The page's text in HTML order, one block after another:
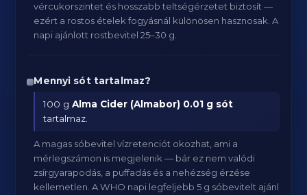
vércukorszintet és hosszabb teltségérzetet biztosít —
ezért a rostos ételek fogyásnál különösen hasznosak. A
napi ajánlott rostbevitel 25–30 g.
Mennyi sót tartalmaz?
100 gAlma Cider (Almabor) 0.01 g sót
tartalmaz.
A magas sóbevitel vízretenciót okozhat, ami a
mérlegszámon is megjelenik — bár ez nem valódi
zsírgyarapodás, a puffadás és a nehézség érzése
kellemetlen. A WHO napi legfeljebb 5 g sóbevitelt ajánl